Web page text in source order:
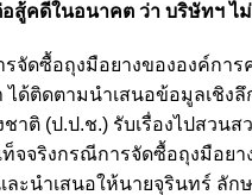
สู้คดีในอนาคต ว่า บริษัทฯ
จัดซื้อถุงมือยางขององค์กา
ด้ติดตามนำเสนอข้อมูลเชิง
าติ (ป.ป.ช.) รับเรื่องไปสว
จจริงกรณีการจัดซื้อถุงมือย
ละนำเสนอให้นายจุรินทร์